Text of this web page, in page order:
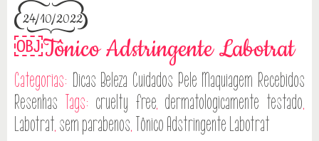
24/10/2022
￼Tônico Adstringente Labotrat
Categorias: Dicas Beleza Cuidados Pele Maquiagem Recebidos
Resenhas Tags: cruelty free, dermatologicamente testado,
Labotrat, sem parabenos, Tônico Adstringente Labotrat